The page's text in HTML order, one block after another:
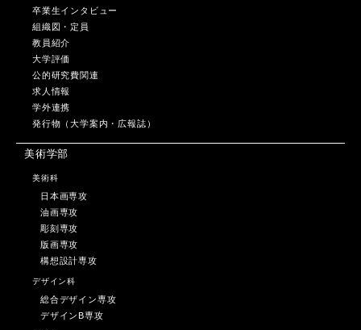
卒業生インタビュー
組織図・定員
教員紹介
大学評価
公的研究費関連
求人情報
学外連携
発行物（大学案内・広報誌）
美術学部
美術科
日本画専攻
油画専攻
彫刻専攻
版画専攻
構想設計専攻
デザイン科
総合デザイン専攻
デザインB専攻